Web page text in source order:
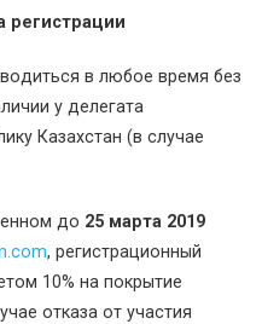
регистрации
в любое время без
у делегата
Казахстан (в случае
до 25 марта 2019
, регистрационный
10% на покрытие
отказа от участия